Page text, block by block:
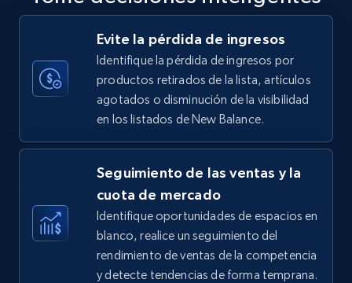
using sku numbers
URL, Final price, Sku, Currency, Gtin,
Specifications, Image urls, Top reviews, and
5.6K+ 875+ Comenzar ahora
TikTok Shop
URL, Title, Available, Description, Currency, Initial
price, Final price, Discount percent, and more.
Evite la pérdida de ingresos
Identifique la pérdida de ingresos por
productos retirados de la lista, artículos
agotados o disminución de la visibilidad
en los listados de New Balance.
Seguimiento de las ventas y la
cuota de mercado
Identifique oportunidades de espacios en
blanco, realice un seguimiento del
rendimiento de ventas de la competencia
y detecte tendencias de forma temprana.